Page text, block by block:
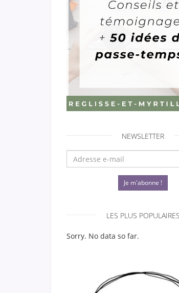
NEWSLETTER
Je m'abonne !
LES PLUS POPULAIRES
Sorry. No data so far.